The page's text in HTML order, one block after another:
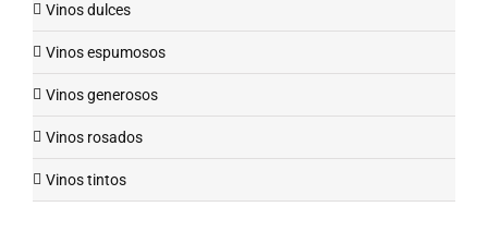
Vinos dulces
Vinos espumosos
Vinos generosos
Vinos rosados
Vinos tintos